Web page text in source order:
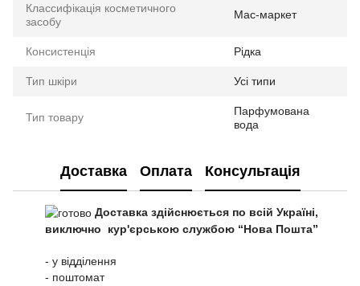
Классифікація косметичного
засобу
Мас-маркет
Консистенція Рідка
Тип шкіри Усі типи
Тип товару
Парфумована
вода
Доставка Оплата Консультація
Доставка здійснюється по всій Україні,
виключно кур'єрською службою “Нова Пошта”
- у відділення
- поштомат